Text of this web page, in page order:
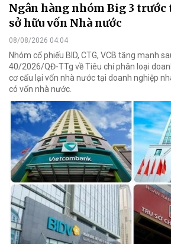
Ngân hàng nhóm Big 3
sở hữu vốn Nhà nước
08/08/2026 04:04
Nhóm cổ phiếu BID, CTG, VCB tăng mạnh
40/2026/QĐ-TTg về Tiêu chí phân loại
cơ cấu lại vốn nhà nước tại doanh nghiệp
có vốn nhà nước.